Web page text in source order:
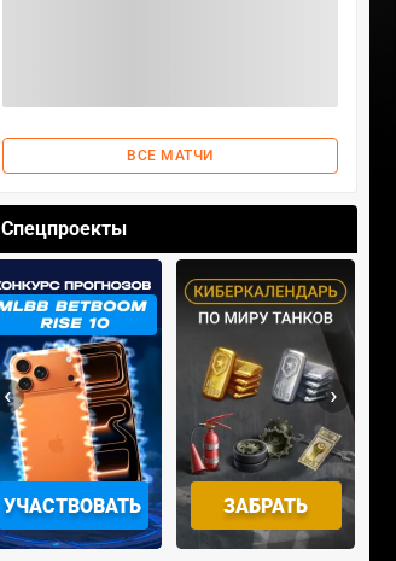
ВСЕ МАТЧИ
Спецпроекты
УЧАСТВОВАТЬ ЗАБРАТЬ
‹ ›